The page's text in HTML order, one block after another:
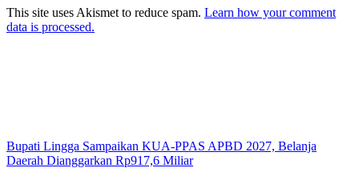
This site uses Akismet to reduce spam. Learn how your comment
data is processed.
Bupati Lingga Sampaikan KUA-PPAS APBD 2027, Belanja
Daerah Dianggarkan Rp917,6 Miliar